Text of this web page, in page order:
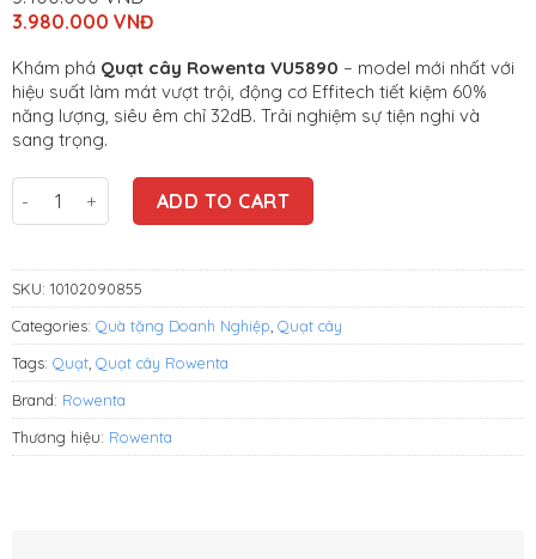
Original
price
5.400.000
VNĐ.
3.980.000 VNĐ
price
is:
3.980.000
VNĐ.
Khám phá Quạt cây Rowenta VU5890 – model mới nhất với
hiệu suất làm mát vượt trội, động cơ Effitech tiết kiệm 60%
năng lượng, siêu êm chỉ 32dB. Trải nghiệm sự tiện nghi và
sang trọng.
Quạt cây Rowenta VU5890 quantity
ADD TO CART
SKU: 10102090855
Categories: Quà tặng Doanh Nghiệp Quạt cây
Tags: Quạt, Quạt cây Rowenta
Brand: Rowenta
Thương hiệu: Rowenta